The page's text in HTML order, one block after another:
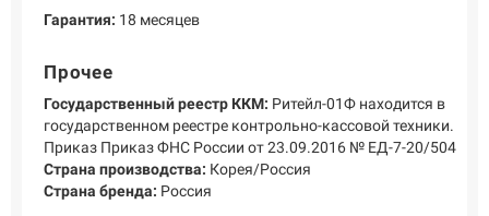
Гарантия: 18 месяцев
Прочее
Государственный реестр ККМ: Ритейл-01Ф находится в
государственном реестре контрольно-кассовой техники.
Приказ Приказ ФНС России от 23.09.2016 № ЕД-7-20/504
Страна производства: Корея/Россия
Страна бренда: Россия